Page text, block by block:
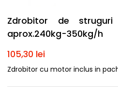
Zdrobitor de
aprox.240kg-350kg/h
105,30 lei
Zdrobitor cu motor inclus in